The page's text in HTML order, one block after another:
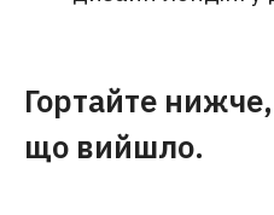
Гортайте
що вийшло.